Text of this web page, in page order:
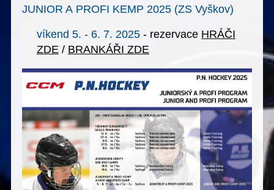
JUNIOR A PROFI KEMP 2025 (ZS Vyškov)
víkend 5. - 6. 7. 2025 - rezervace HRÁČI
ZDE / BRANKÁŘI ZDE